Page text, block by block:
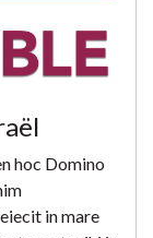
hoc Domino
in mare